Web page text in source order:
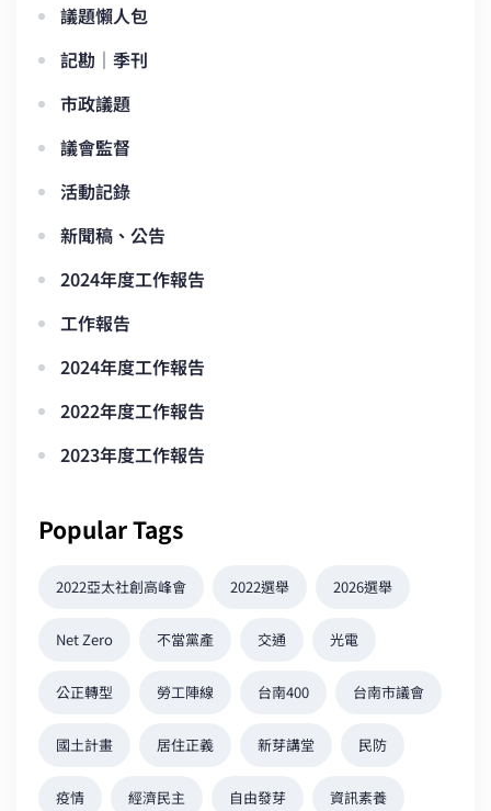
議題懶人包
記勘｜季刊
市政議題
議會監督
活動記錄
新聞稿、公告
2024年度工作報告
工作報告
2024年度工作報告
2022年度工作報告
2023年度工作報告
Popular Tags
2022亞太社創高峰會 2022選舉 2026選舉
Net Zero 不當黨產 交通 光電
公正轉型 勞工陣線 台南400 台南市議會
國土計畫 居住正義 新芽講堂 民防
疫情 經濟民主 自由發芽 資訊素養